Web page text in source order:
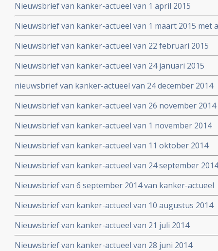
Nieuwsbrief van kanker-actueel van 1 april 2015
Nieuwsbrief van kanker-actueel van 1 maart 2015 met
wetenschappelijk bewezen niet-toxische middelen en
Nieuwsbrief van kanker-actueel van 22 februari 2015
Nieuwsbrief van kanker-actueel van 24 januari 2015
nieuwsbrief van kanker-actueel van 24 december 2014
Nieuwsbrief van kanker-actueel van 26 november 2014
Nieuwsbrief van kanker-actueel van 1 november 2014
Nieuwsbrief van kanker-actueel van 11 oktober 2014
Nieuwsbrief van kanker-actueel van 24 september 2014
Nieuwsbrief van 6 september 2014 van kanker-actueel
Nieuwsbrief van kanker-actueel van 10 augustus 2014
Nieuwsbrief van kanker-actueel van 21 juli 2014
Nieuwsbrief van kanker-actueel van 28 juni 2014